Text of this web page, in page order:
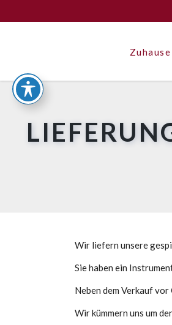
Zuhause
Wir liefern unsere
Sie haben ein
Neben dem Verkauf
Wir kümmern uns um